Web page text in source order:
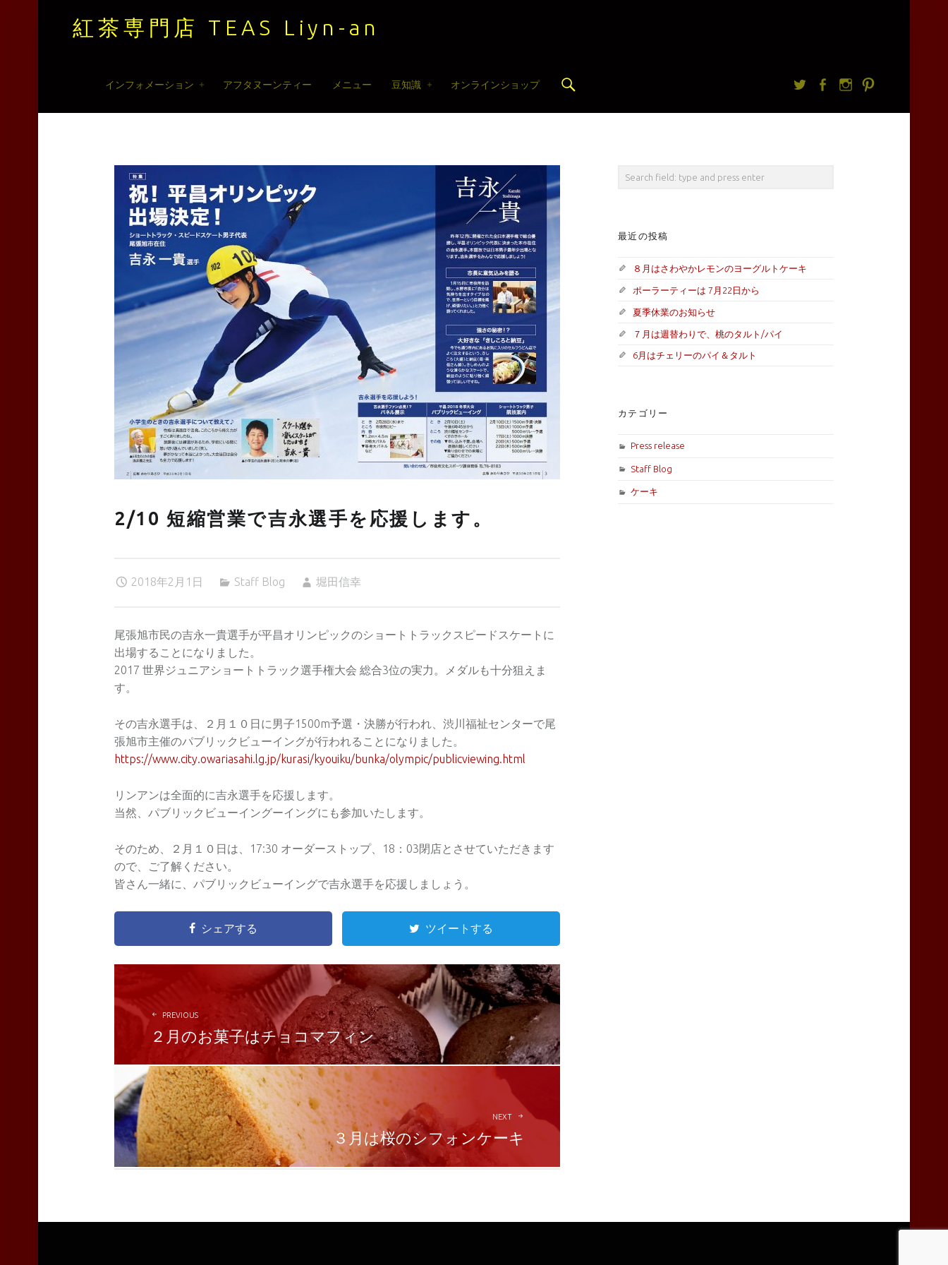
紅茶専門店 TEAS Liyn-an
紅
Liyn-
an
Skip
content
インフォメーション アフタヌーンティー メニュー 豆知識 オンラインショップ Twitterfacebook
Instagram
Pintrest
2/10 短縮営業で吉永選手を応援します。
2018年2月1日 Staff Blog 堀田信幸
尾張旭市民の吉永一貴選手が平昌オリンピックのショートトラックスピードスケートに
出場することになりました。
2017 世界ジュニアショートトラック選手権大会 総合3位の実力。メダルも十分狙えま
す。
その吉永選手は、２月１０日に男子1500m予選・決勝が行われ、渋川福祉センターで尾
張旭市主催のパブリックビューイングが行われることになりました。
https://www.city.owariasahi.lg.jp/kurasi/kyouiku/bunka/olympic/publicviewing.html
リンアンは全面的に吉永選手を応援します。
当然、パブリックビューイングーイングにも参加いたします。
そのため、２月１０日は、17:30 オーダーストップ、18：03閉店とさせていただきます
ので、ご了解ください。
皆さん一緒に、パブリックビューイングで吉永選手を応援しましょう。
シェアする ツイートする
NAVIGATION
PREVIOUS
２月のお菓子はチョコマフィン
NEXT
３月は桜のシフォンケーキ
最近の投稿
８月はさわやかレモンのヨーグルトケーキ
ポーラーティーは 7月22日から
夏季休業のお知らせ
７月は週替わりで、桃のタルト/パイ
6月はチェリーのパイ＆タルト
カテゴリー
Press release
Staff Blog
ケーキ